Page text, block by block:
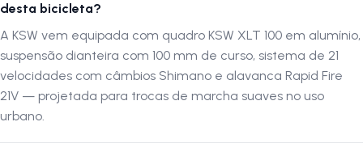
Número de Marchas:
Câmbio Dianteiro:Shimano
Câmbio Traseiro:Shimano
Catraca:7 velocidades Index
desta bicicleta?
A KSW vem equipada com quadro KSW XLT 100 em alumínio,
suspensão dianteira com 100 mm de curso, sistema de 21
velocidades com câmbios Shimano e alavanca Rapid Fire
21V — projetada para trocas de marcha suaves no uso
urbano.